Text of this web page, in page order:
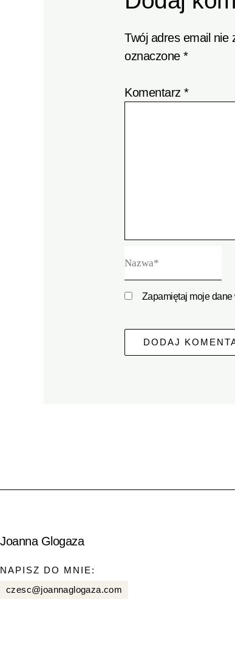
Twój adres email nie
oznaczone*
Komentarz*
Zapamiętaj moje
Joanna Glogaza
NAPISZ DO MNIE:
czesc@joannaglogaza.com